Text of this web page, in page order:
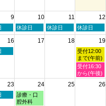
月
2026
9 10 11 12
月
曜
休診日
火
曜
休診日
水
曜
8
月
12th
2026
休診日
16 17 18 19
水
曜
日,
8
月
受付12:00
まで(午前)
水
曜
日,
受付16:30
から(午後)
23 24 25 26
月
曜
診療・口
腔外科